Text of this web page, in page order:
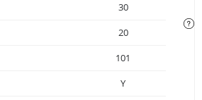
30
20
101
Y